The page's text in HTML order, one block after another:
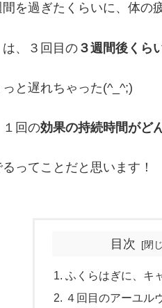
を過ぎたくらいに、体の
、３回目の３週間後くら
と遅れちゃった(^_^;)
回の効果の持続時間がど
ってことだと思います！
目次
ふくらはぎに、キ
４回目のアーユル